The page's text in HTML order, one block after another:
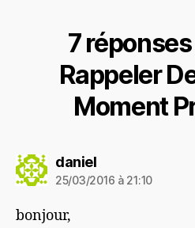
7
Rappeler
Moment
danieldit :
25/03/2016 à 21:10
bonjour,